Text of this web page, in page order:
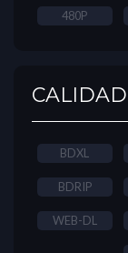
480P
CALIDAD
BDXL
BDRIP
WEB-DL